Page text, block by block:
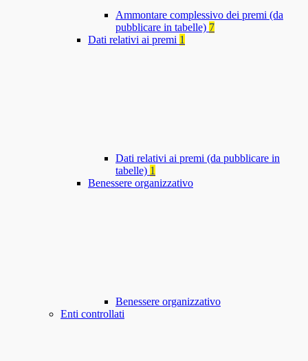
Ammontare complessivo dei premi (da
pubblicare in tabelle) 7
Dati relativi ai premi 1
Dati relativi ai premi (da pubblicare in
tabelle) 1
Benessere organizzativo
Benessere organizzativo
Enti controllati